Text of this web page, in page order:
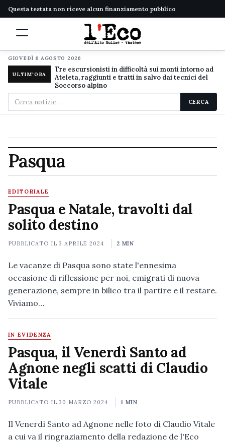
Questa testata non riceve alcun finanziamento pubblico
GIOVEDÌ 6 AGOSTO 2026
ULTIM'ORA
Tre escursionisti in difficoltà sui monti intorno ad
Ateleta, raggiunti e tratti in salvo dai tecnici del
Soccorso alpino
Cerca
nel
CERCA
Pasqua
EDITORIALE
Pasqua e Natale, travolti dal
solito destino
PUBBLICATO IL3 APRILE 2024 2 MIN
Le vacanze di Pasqua sono state l'ennesima
occasione di riflessione per noi, emigrati di nuova
generazione, sempre in bilico tra il partire e il restare.
Viviamo…
IN EVIDENZA
Pasqua, il Venerdì Santo ad
Agnone negli scatti di Claudio
Vitale
PUBBLICATO IL30 MARZO 2024 1 MIN
Il Venerdì Santo ad Agnone nelle foto di Claudio Vitale
a cui va il ringraziamento della redazione de l'Eco